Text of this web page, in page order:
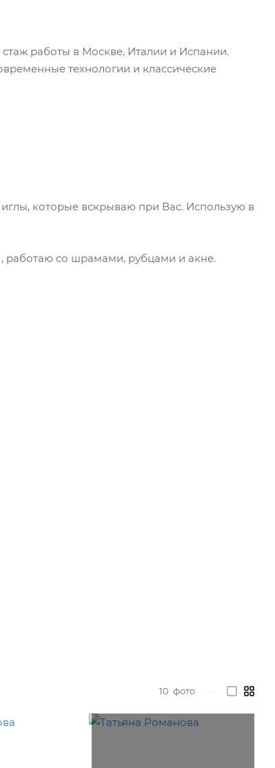
работы в Москве, Италии и Испании.
технологии и классические
которые вскрываю при Вас. Использую в
работаю со шрамами, рубцами и акне.
10 фото